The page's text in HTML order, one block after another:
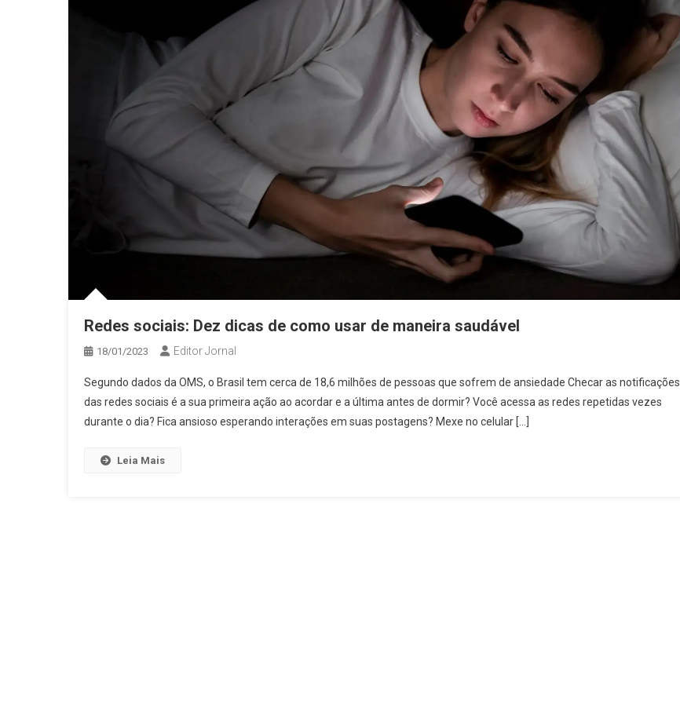
Redes sociais: Dez dicas de como usar de maneira saudável
18/01/2023 Editor Jornal
Segundo dados da OMS, o Brasil tem cerca de 18,6 milhões de pessoas que sofrem de ansiedade Checar as notificações
das redes sociais é a sua primeira ação ao acordar e a última antes de dormir? Você acessa as redes repetidas vezes
durante o dia? Fica ansioso esperando interações em suas postagens? Mexe no celular […]
Leia Mais